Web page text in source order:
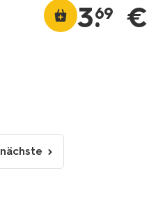
3.
69 €
nächste
Seite
nächste